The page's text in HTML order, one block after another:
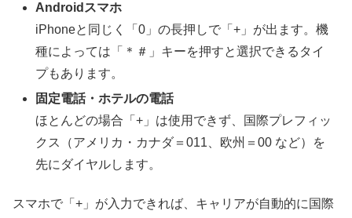
Androidスマホ
iPhoneと同じく「0」の長押しで「+」が出ます。機
種によっては「＊＃」キーを押すと選択できるタイ
プもあります。
固定電話・ホテルの電話
ほとんどの場合「+」は使用できず、国際プレフィッ
クス（アメリカ・カナダ＝011、欧州＝00 など）を
先にダイヤルします。
スマホで「+」が入力できれば、キャリアが自動的に国際